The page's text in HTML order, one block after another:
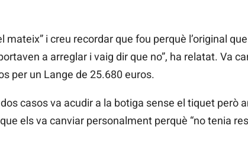
mateix” i creu recordar que fou perquè l’original
a arreglar i vaig dir que no”, ha relatat. Va
per un Lange de 25.680 euros.
casos va acudir a la botiga sense el tiquet però
els va canviar personalment perquè “no tenia